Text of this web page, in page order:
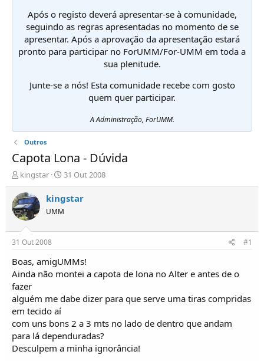
Após o registo deverá apresentar-se à comunidade,
seguindo as regras apresentadas no momento de se
apresentar. Após a aprovação da apresentação estará
pronto para participar no ForUMM/For-UMM em toda a
sua plenitude.
Junte-se a nós! Esta comunidade recebe com gosto
quem quer participar.
A Administração, ForUMM.
Outros
Capota Lona - Dúvida
I
n
i
c
i
d
o
r
e
T
ó
p
i
c
s
kingstar
D
a
t
a
d
í
i
31 Out 2008
kingstar
UMM
31 Out 2008 #1
Boas, amigUMMs!
Ainda não montei a capota de lona no Alter e antes de o
fazer
alguém me dabe dizer para que serve uma tiras compridas
em tecido aí
com uns bons 2 a 3 mts no lado de dentro que andam
para lá dependuradas?
Desculpem a minha ignorância!